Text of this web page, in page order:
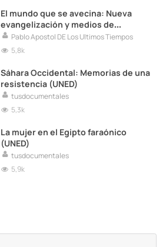
El mundo que se avecina: Nueva
evangelización y medios de
comunicación
Pablo Apostol DE Los Ultimos Tiempos
5,8k
Sáhara Occidental: Memorias de una
resistencia (UNED)
tusdocumentales
5,3k
La mujer en el Egipto faraónico
(UNED)
tusdocumentales
5,9k